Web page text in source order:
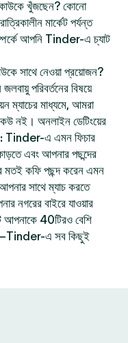
খুঁজছেন? কোনো
মার্কেট পর্যন্ত
আপনি Tinder-এ চ্যাট
সাথে নেওয়া প্রয়োজন?
পরিবর্তনের বিষয়ে
ম্যাচের মাধ্যমে, আমরা
নই। অনলাইন ডেটিংয়ের
Tinder-এ এমন ফিচার
এবং আপনার পছন্দের
মতই কফি পছন্দ করেন এমন
সাথে ম্যাচ করতে
নগরের বাইরে যাওয়ার
আপনাকে 40টিরও বেশি
এ সব কিছুই